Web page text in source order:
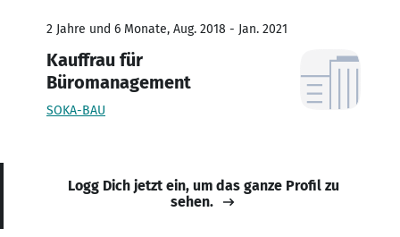
2 Jahre und 6 Monate, Aug. 2018 - Jan. 2021
Kauffrau für
Büromanagement
SOKA-BAU
Logg Dich jetzt ein, um das ganze Profil zu
sehen.